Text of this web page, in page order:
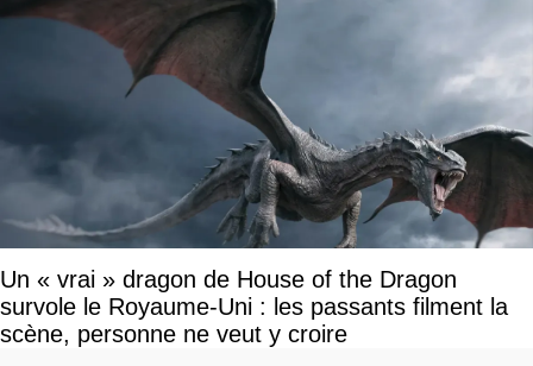
Un « vrai » dragon de House of the Dragon
survole le Royaume-Uni : les passants filment la
scène, personne ne veut y croire